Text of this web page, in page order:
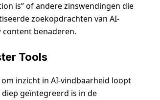
is” of andere zinswendingen die
zoekopdrachten van AI-
content benaderen.
Tools
inzicht in AI-vindbaarheid loopt
geïntegreerd is in de